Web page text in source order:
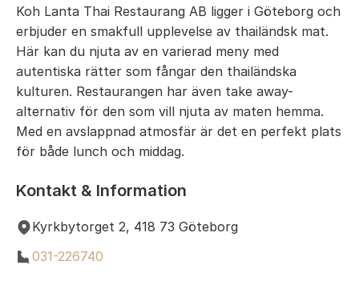
Koh Lanta Thai Restaurang AB ligger i Göteborg och
erbjuder en smakfull upplevelse av thailändsk mat.
Här kan du njuta av en varierad meny med
autentiska rätter som fångar den thailändska
kulturen. Restaurangen har även take away-
alternativ för den som vill njuta av maten hemma.
Med en avslappnad atmosfär är det en perfekt plats
för både lunch och middag.
Kontakt & Information
Kyrkbytorget 2, 418 73 Göteborg
031-226740